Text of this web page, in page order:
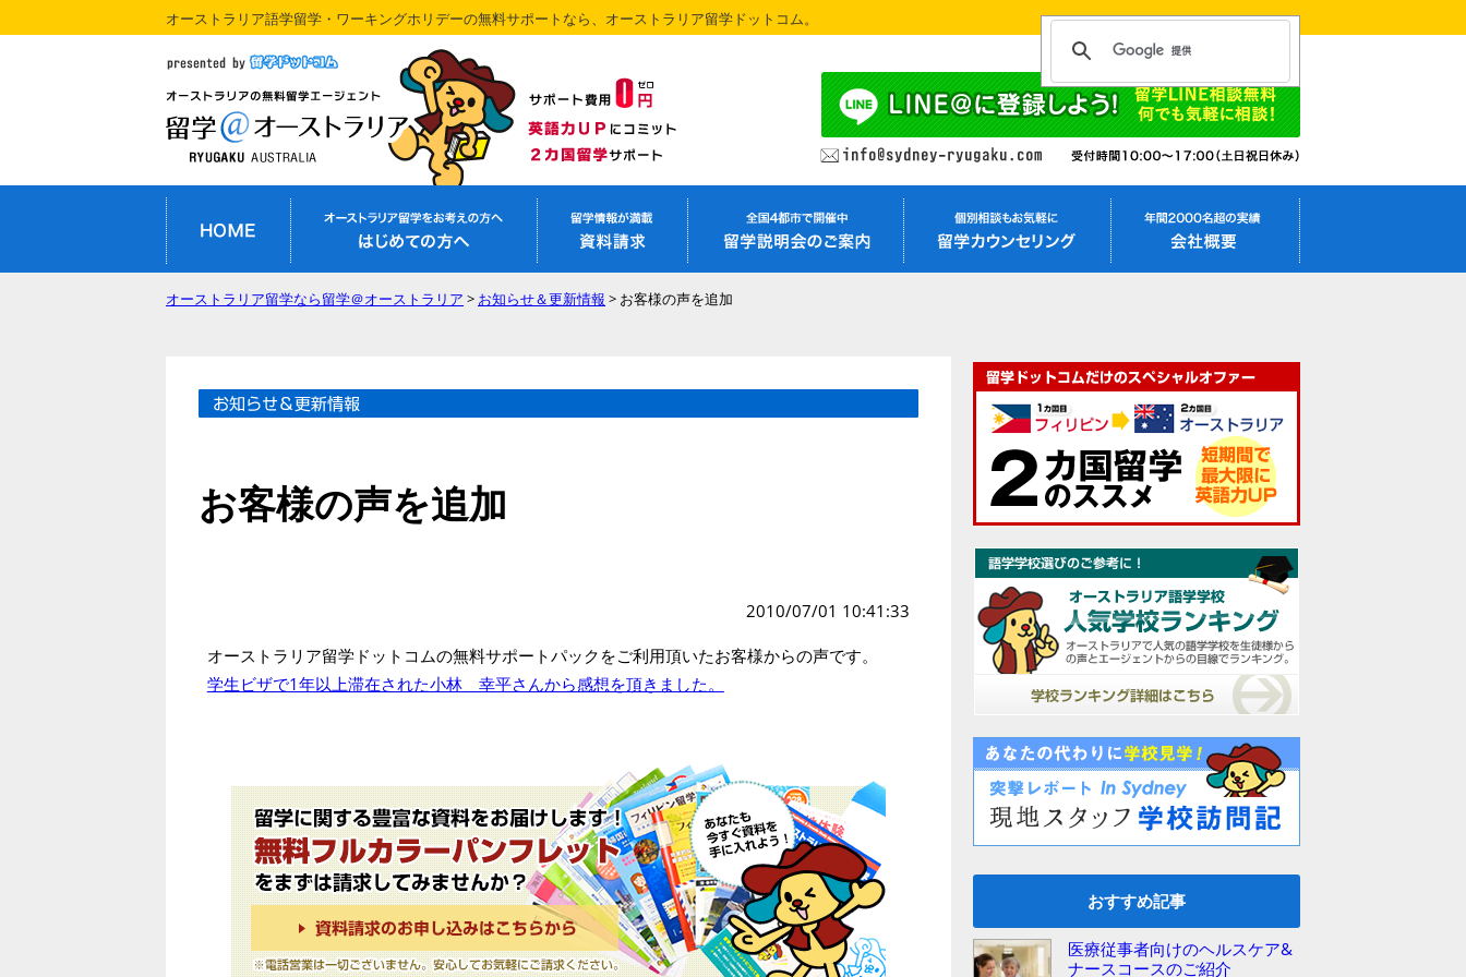
オーストラリア語学留学・ワーキングホリデーの無料サポートなら、オーストラリア留学ドットコム。
オーストラリア留学なら留学＠オーストラリア > お知らせ＆更新情報 > お客様の声を追加
お客様の声を追加
2010/07/01 10:41:33
オーストラリア留学ドットコムの無料サポートパックをご利用頂いたお客様からの声です。
学生ビザで1年以上滞在された小林 幸平さんから感想を頂きました。
おすすめ記事
医療従事者向けのヘルスケア&
ナースコースのご紹介